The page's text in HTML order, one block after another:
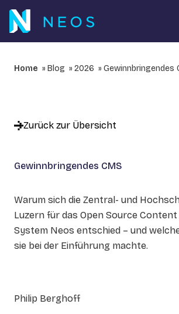
Home Blog 2026 Gewinnbringendes
Zurück zur Übersicht
Gewinnbringendes CMS
Warum sich die Zentral- und
Luzern für das Open Source
System Neos entschied – und
sie bei der Einführung machte.
Philip Berghoff